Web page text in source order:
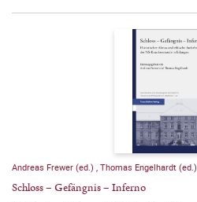
Andreas Frewer (ed.) , Thomas Engelhardt (ed.)
Schloss – Gefängnis – Inferno